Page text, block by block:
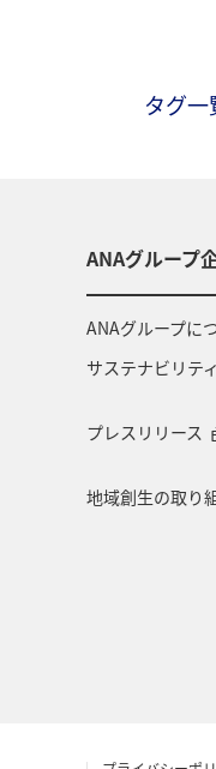
フ
タグ一
ANAグループ
ANAグループに
サステナビリティ
プレスリリース
地域創生の取り